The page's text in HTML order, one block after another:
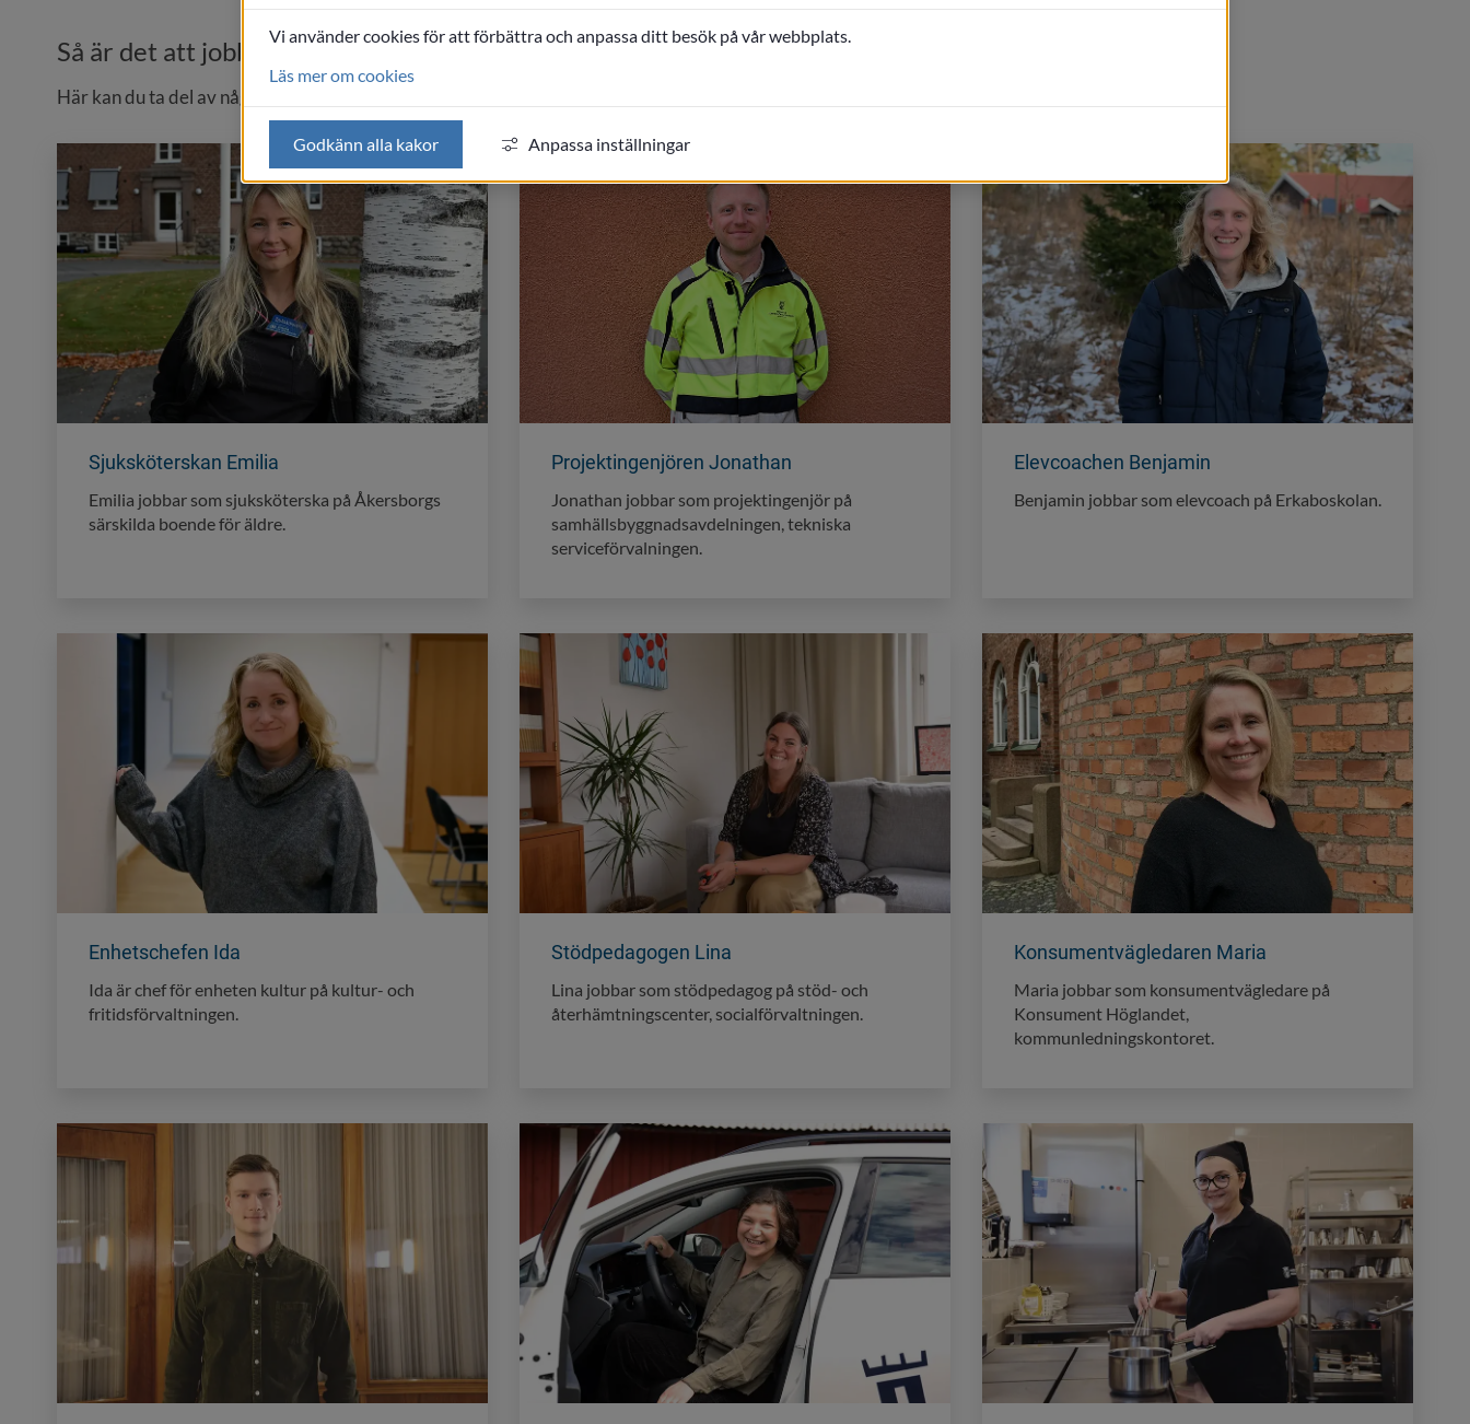
Så är det att jobba hos oss
Här kan du ta del av några intervjuer med arbetare i Nässjö kommun, som berättar mer om vad det innebär att jobba här.
Sjuksköterskan Emilia
Emilia jobbar som sjuksköterska på Åkersborgs
särskilda boende för äldre.
Enhetschefen Ida
Ida är chef för enheten kultur på kultur- och
fritidsförvaltningen.
Projektingenjören Jonathan
Jonathan jobbar som projektingenjör på
samhällsbyggnadsavdelningen, tekniska
serviceförvalningen.
Stödpedagogen Lina
Lina jobbar som stödpedagog på stöd- och
återhämtningscenter, socialförvaltningen.
Elevcoachen Benjamin
Benjamin jobbar som elevcoach på Erkaboskolan.
Konsumentvägledaren Maria
Maria jobbar som konsumentvägledare på
Konsument Höglandet,
kommunledningskontoret.
Vi använder cookies för att förbättra och anpassa ditt besök på vår webbplats.
Läs mer om cookies
Godkänn alla kakor Anpassa inställningar